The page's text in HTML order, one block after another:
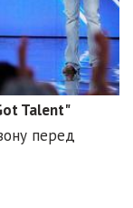
Talent"
перед